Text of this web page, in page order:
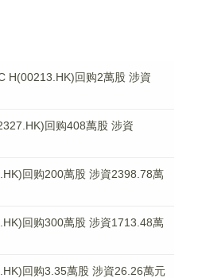
H(00213.HK)回购2萬股 涉資
回购408萬股 涉資
回购200萬股 涉資2398.78萬
回购300萬股 涉資1713.48萬
回购3.35萬股 涉資26.26萬元